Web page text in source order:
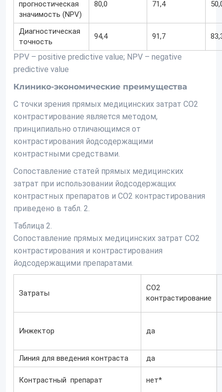
прогностическая
значимость (NPV)
80,0 71,4
Диагностическая
точность
94,4 91,7
PPV – positive predictive value; NPV – negative
predictive value
Клинико-экономические преимущества
С точки зрения прямых медицинских затрат CO2
контрастирование является методом,
принципиально отличающимся от
контрастирования йодсодержащими
контрастными средствами.
Сопоставление статей прямых медицинских
затрат при использовании йодсодержащих
контрастных препаратов и CO2 контрастирования
приведено в табл. 2.
Таблица 2.
Сопоставление прямых медицинских затрат CO2
контрастирования и контрастирования
йодсодержащими препаратами.
Затраты
CO2
контрастирование
Инжектор да
Линия для введения контраста да
Контрастный препарат нет*